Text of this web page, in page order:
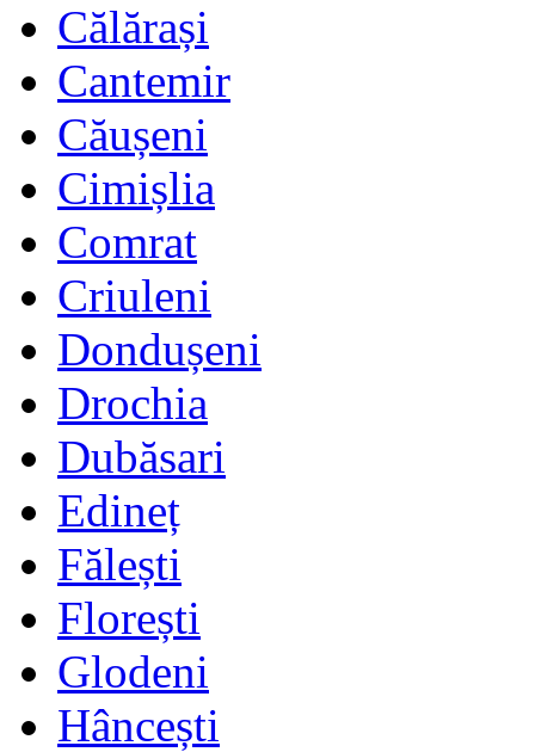
Călărași
Cantemir
Căușeni
Cimișlia
Comrat
Criuleni
Dondușeni
Drochia
Dubăsari
Edineț
Fălești
Florești
Glodeni
Hâncești